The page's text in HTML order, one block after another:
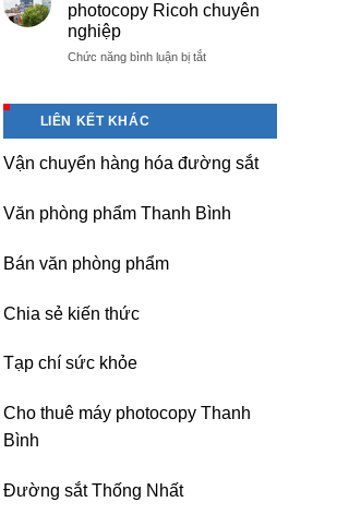
sát
phòng
giá
Yên,
Phòng-
sau
photocopy Ricoh chuyên
nghiệp
Chức năng bình luận bị tắtở
photocopy
chuyên
nghiệp
LIÊN KẾT KHÁC
Vận chuyển hàng hóa đường sắt
Văn phòng phẩm Thanh Bình
Bán văn phòng phẩm
Chia sẻ kiến thức
Tạp chí sức khỏe
Cho thuê máy photocopy Thanh
Bình
Đường sắt Thống Nhất